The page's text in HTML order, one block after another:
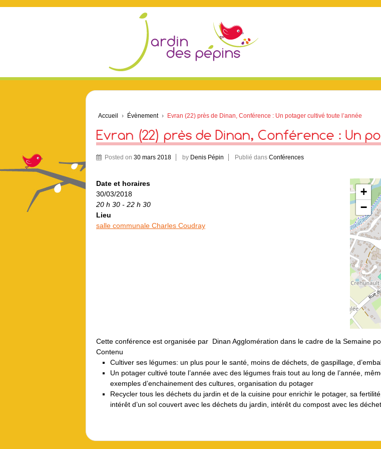
Accueil › Évènement › Evran (22) près de Dinan, Conférence : Un potager cultivé toute l’année
Evran (22) près de Dinan, Conférence : Un
Posted on 30 mars 2018 by Denis Pépin Publié dans Conférences
+
−
Date et horaires
30/03/2018
20 h 30 - 22 h 30
Lieu
salle communale Charles Coudray
Cette conférence est organisée par Dinan Agglomération dans le cadre de la Semaine
Contenu
Cultiver ses légumes: un plus pour le santé, moins de déchets, de gaspillage,
Un potager cultivé toute l’année avec des légumes frais tout au long de l’année,
exemples d’enchainement des cultures, organisation du potager
Recycler tous les déchets du jardin et de la cuisine pour enrichir le potager, sa
intérêt d’un sol couvert avec les déchets du jardin, intérêt du compost avec les